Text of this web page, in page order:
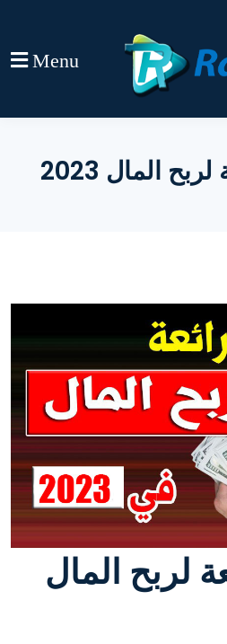
Menu
لربح المال